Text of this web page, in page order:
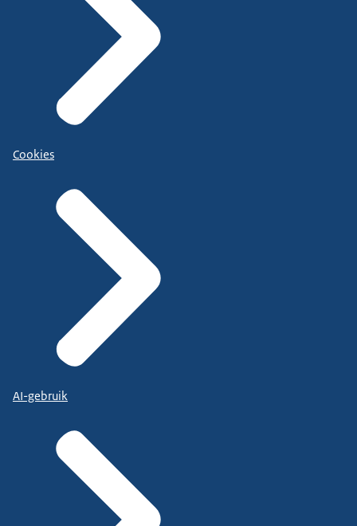
Cookies
AI-gebruik